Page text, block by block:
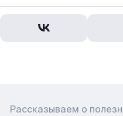
Рассказываем о